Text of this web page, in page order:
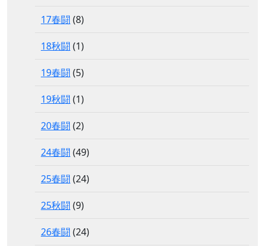
17春闘 (8)
18秋闘 (1)
19春闘 (5)
19秋闘 (1)
20春闘 (2)
24春闘 (49)
25春闘 (24)
25秋闘 (9)
26春闘 (24)